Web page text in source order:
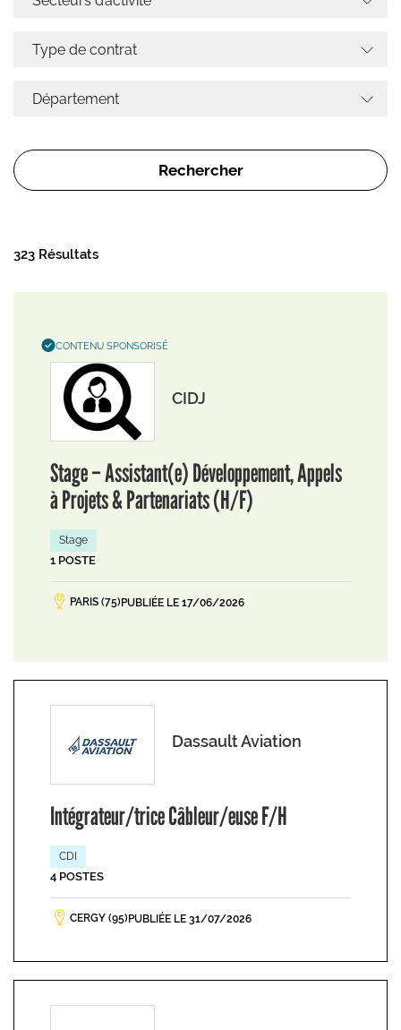
323 Résultats
CONTENU SPONSORISÉ
CIDJ
Stage – Assistant(e) Développement, Appels
à Projets & Partenariats (H/F)
Stage
1 POSTE
PARIS (75) PUBLIÉE LE 17/06/2026
Dassault Aviation
Intégrateur/trice Câbleur/euse F/H
CDI
4 POSTES
CERGY (95) PUBLIÉE LE 31/07/2026